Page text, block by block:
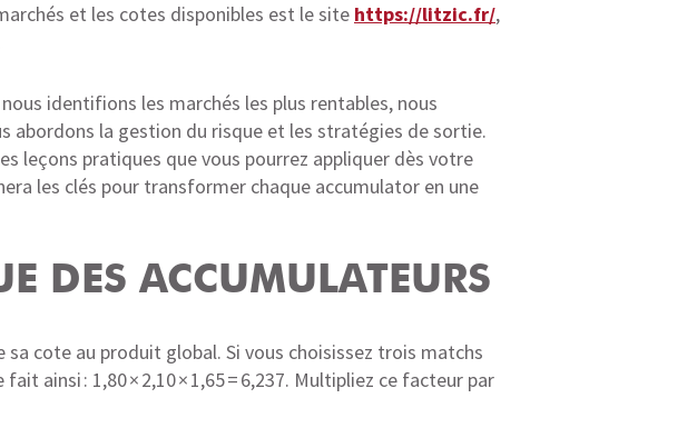
et les cotes disponibles est le site https://litzic.fr/,
identifions les marchés les plus rentables, nous
abordons la gestion du risque et les stratégies de sortie.
leçons pratiques que vous pourrez appliquer dès votre
les clés pour transformer chaque accumulator en une
DES ACCUMULATEURS
cote au produit global. Si vous choisissez trois matchs
ainsi : 1,80 × 2,10 × 1,65 = 6,237. Multipliez ce facteur par